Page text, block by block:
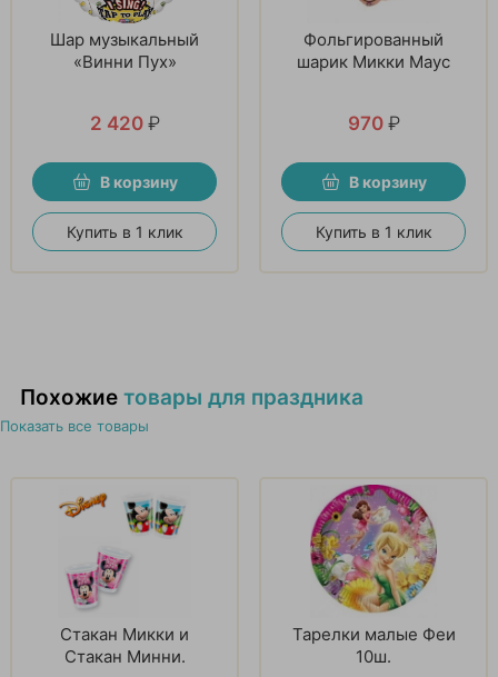
Шар музыкальный
«Винни Пух»
2 420 ₽
В корзину
Купить в 1 клик
Фольгированный
шарик Микки Маус
970 ₽
В корзину
Купить в 1 клик
Похожие товары для праздника
Показать все товары
Стакан Микки и
Стакан Минни.
Тарелки малые Феи
10ш.